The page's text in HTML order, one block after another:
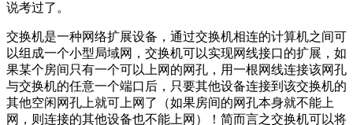
说考过了。
交换机是一种网络扩展设备，通过交换机相连的计算机之间可
以组成一个小型局域网，交换机可以实现网线接口的扩展，如
果某个房间只有一个可以上网的网孔，用一根网线连接该网孔
与交换机的任意一个端口后，只要其他设备连接到该交换机的
其他空闲网孔上就可上网了（如果房间的网孔本身就不能上
网，则连接的其他设备也不能上网）！简而言之交换机可以将